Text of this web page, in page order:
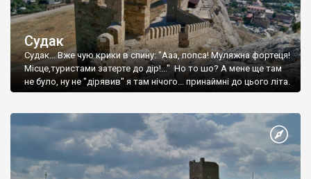
Судак
Судак... Вже чую крики в спину: "Ааа, попса! Муляжна фортеця!
Місце,туристами затерте до дір!..." Но то шо? А мене ще там
не було, ну не "дірявив" я там нічого... принаймні до цього літа.